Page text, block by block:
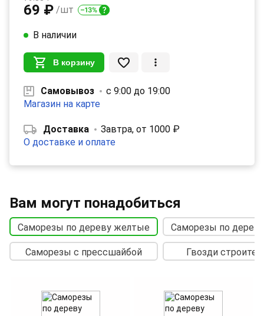
69 ₽ /шт
В наличии
В корзину
Самовывоз
с 9:00 до 19:00
Магазин на карте
Доставка
Завтра, от 1000 ₽
О доставке и оплате
Вам могут понадобиться
Саморезы по дереву желтые
Саморезы с прессшайбой
Саморезы по
Гвозди